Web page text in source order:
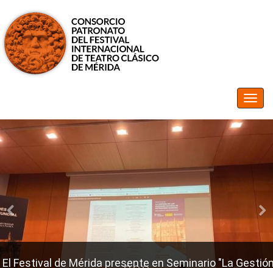
Festival de Mérida presente en Seminario "La Gestión